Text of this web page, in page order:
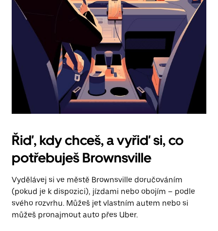
Řiď, kdy chceš, a vyřiď si, co
potřebuješ Brownsville
Vydělávej si ve městě Brownsville doručováním
(pokud je k dispozici), jízdami nebo obojím – podle
svého rozvrhu. Můžeš jet vlastním autem nebo si
můžeš pronajmout auto přes Uber.